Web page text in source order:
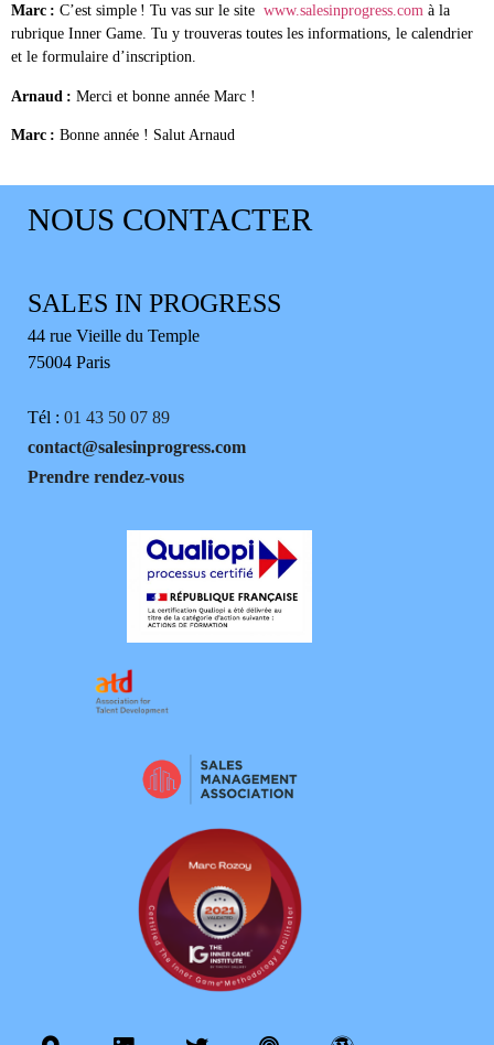
Marc : C’est simple ! Tu vas sur le site www.salesinprogress.com à la
rubrique Inner Game. Tu y trouveras toutes les informations, le calendrier
et le formulaire d’inscription.
Arnaud : Merci et bonne année Marc !
Marc : Bonne année ! Salut Arnaud
NOUS CONTACTER
SALES IN PROGRESS
44 rue Vieille du Temple
75004 Paris
Tél : 01 43 50 07 89
contact@salesinprogress.com
Prendre rendez-vous